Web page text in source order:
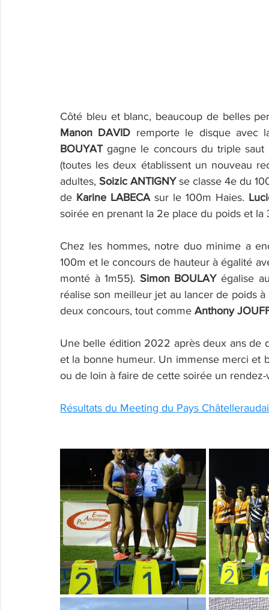
Manon DAVID remporte le disque avec
BOUYAT gagne le concours du triple
(toutes les deux établissent un nouveau
adultes, Soizic ANTIGNY se classe 4e du
de Karine LABECA sur le 100m Haies.
soirée en prenant la 2e place du poids et la
Chez les hommes, notre duo minime a
100m et le concours de hauteur à égalité
monté à 1m55). Simon BOULAY égalise
réalise son meilleur jet au lancer de poids
deux concours, tout comme Anthony
Une belle édition 2022 après deux ans de
et la bonne humeur. Un immense merci et
ou de loin à faire de cette soirée un
Résultats du Meeting du Pays